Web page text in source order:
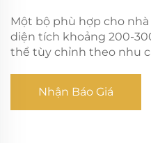
Một bộ phù hợp cho
diện tích khoảng 200-
thể tùy chỉnh theo nhu
Nhận Báo Giá